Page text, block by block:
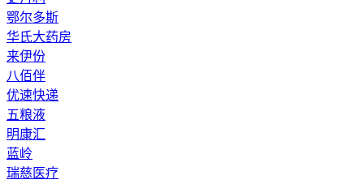
鄂尔多斯
华氏大药房
来伊份
八佰伴
优速快递
五粮液
明康汇
蓝岭
瑞慈医疗